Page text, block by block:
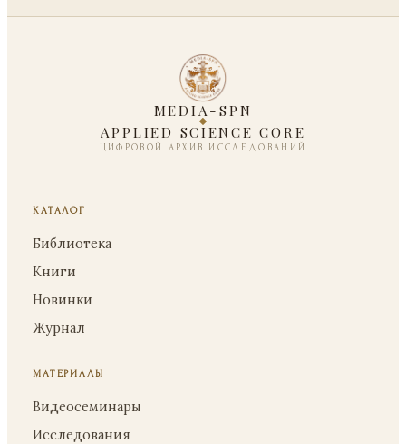
MEDIA-SPN
APPLIED SCIENCE CORE
ЦИФРОВОЙ АРХИВ ИССЛЕДОВАНИЙ
КАТАЛОГ
Библиотека
Книги
Новинки
Журнал
МАТЕРИАЛЫ
Видеосеминары
Исследования